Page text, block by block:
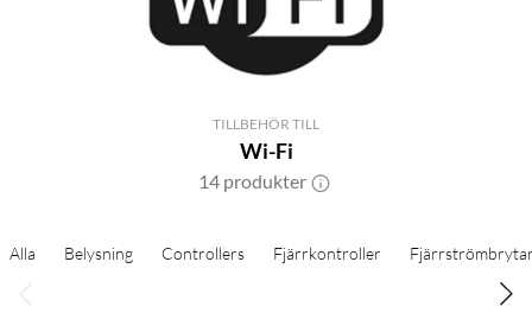
TILLBEHÖR TILL
Wi-Fi
14 produkter
Alla Belysning Controllers Fjärrkontroller